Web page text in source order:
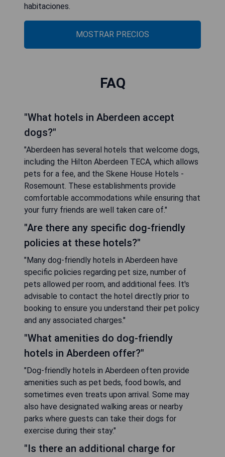
habitaciones.
MOSTRAR PRECIOS
FAQ
"What hotels in Aberdeen accept
dogs?"
"Aberdeen has several hotels that welcome dogs,
including the Hilton Aberdeen TECA, which allows
pets for a fee, and the Skene House Hotels -
Rosemount. These establishments provide
comfortable accommodations while ensuring that
your furry friends are well taken care of."
"Are there any specific dog-friendly
policies at these hotels?"
"Many dog-friendly hotels in Aberdeen have
specific policies regarding pet size, number of
pets allowed per room, and additional fees. It's
advisable to contact the hotel directly prior to
booking to ensure you understand their pet policy
and any associated charges."
"What amenities do dog-friendly
hotels in Aberdeen offer?"
"Dog-friendly hotels in Aberdeen often provide
amenities such as pet beds, food bowls, and
sometimes even treats upon arrival. Some may
also have designated walking areas or nearby
parks where guests can take their dogs for
exercise during their stay."
"Is there an additional charge for